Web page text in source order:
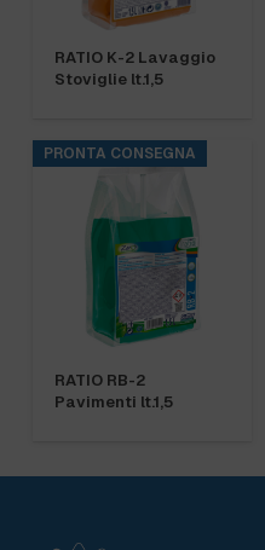
RATIO K-2 Lavaggio
Stoviglie lt.1,5
PRONTA CONSEGNA
RATIO RB-2
Pavimenti lt.1,5